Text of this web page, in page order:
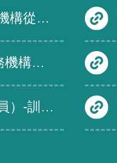
十六年一月一日生效外，自即日生效。
及績優免評名單
發展組